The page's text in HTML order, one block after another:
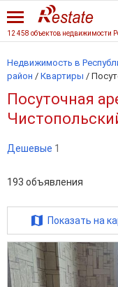
Недвижимость в
район / Квартиры /
Посуточная
Дешевые 1
193 объявления
Показать на